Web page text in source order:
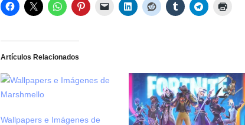
Artículos Relacionados
Wallpapers e Imágenes de